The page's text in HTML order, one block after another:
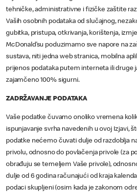
tehničke, administrativne i fizičke zaštite
Vaših osobnih podataka od slučajnog,
gubitka, pristupa, otkrivanja, korištenja,
McDonald’su poduzimamo sve napore na
sustava, niti jedna web stranica, mobilna
prijenos podataka putem interneta ili druge
zajamčeno 100% sigurni.
ZADRŽAVANJE PODATAKA
Vaše podatke čuvamo onoliko vremena
ispunjavanje svrha navedenih u ovoj Izjavi,
podatke nećemo čuvati dulje od razdoblja
privolu, odnosno do povlačenja privole (za
obrađuju se temeljem Vaše privole),
dulje od 6 godina računajući od kraja
podaci skupljeni (osim kada je zakonom